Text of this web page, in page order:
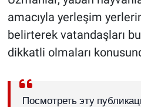
amacıyla yerleşim
belirterek vatandaşları
dikkatli olmaları
Посмотреть эту